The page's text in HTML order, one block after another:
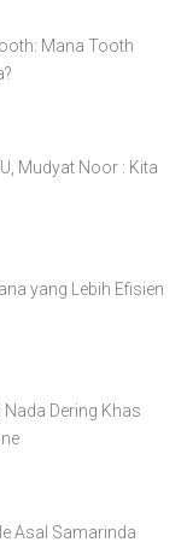
Mana Tooth
Mudyat Noor : Kita
yang Lebih Efisien
Dering Khas
Asal Samarinda